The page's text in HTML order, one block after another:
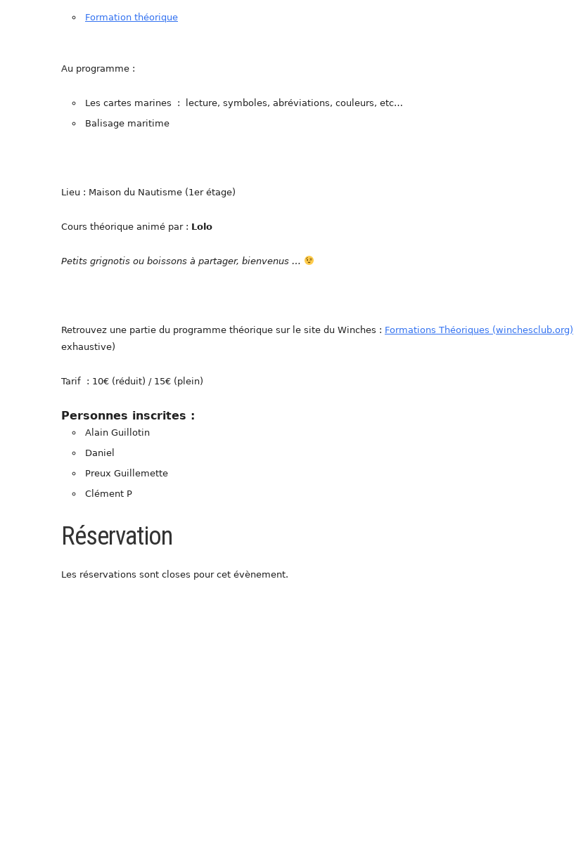
Formation théorique
Au programme :
Les cartes marines : lecture, symboles, abréviations, couleurs, etc…
Balisage maritime
Lieu : Maison du Nautisme (1er étage)
Cours théorique animé par : Lolo
Petits grignotis ou boissons à partager, bienvenus …
Retrouvez une partie du programme théorique sur le site du Winches : Formations Théoriques (winchesclub.org)
exhaustive)
Tarif : 10€ (réduit) / 15€ (plein)
Personnes inscrites :
Alain Guillotin
Daniel
Preux Guillemette
Clément P
Réservation
Les réservations sont closes pour cet évènement.